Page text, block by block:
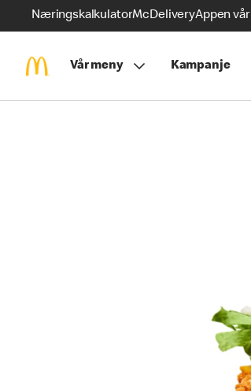
NæringskalkulatorMcDeliveryAppen vår
Vår meny Kampanje